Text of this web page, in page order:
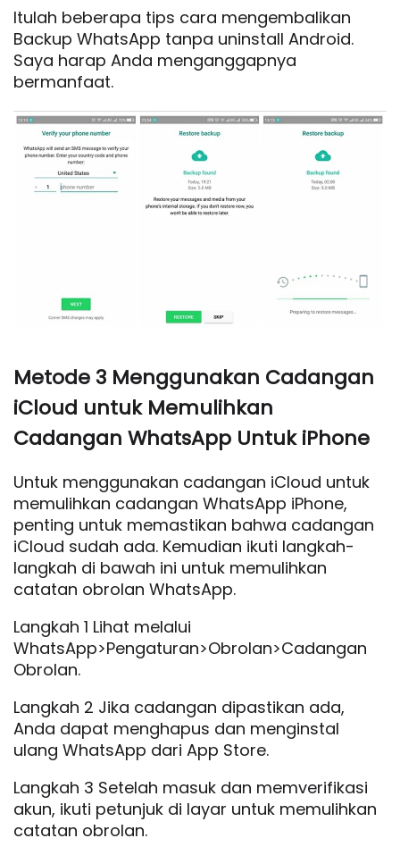
Itulah beberapa tips cara mengembalikan
Backup WhatsApp tanpa uninstall Android.
Saya harap Anda menganggapnya
bermanfaat.
Metode 3 Menggunakan Cadangan
iCloud untuk Memulihkan
Cadangan WhatsApp Untuk iPhone
Untuk menggunakan cadangan iCloud untuk
memulihkan cadangan WhatsApp iPhone,
penting untuk memastikan bahwa cadangan
iCloud sudah ada. Kemudian ikuti langkah-
langkah di bawah ini untuk memulihkan
catatan obrolan WhatsApp.
Langkah 1 Lihat melalui
WhatsApp>Pengaturan>Obrolan>Cadangan
Obrolan.
Langkah 2 Jika cadangan dipastikan ada,
Anda dapat menghapus dan menginstal
ulang WhatsApp dari App Store.
Langkah 3 Setelah masuk dan memverifikasi
akun, ikuti petunjuk di layar untuk memulihkan
catatan obrolan.